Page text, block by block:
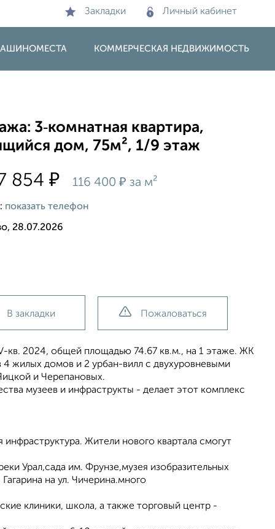
Закладки Личный кабинет
КОММЕРЧЕСКАЯ НЕДВИЖИМОСТЬ
3‑комнатная квартира,
дом, 75м², 1/9 этаж
854₽ 116 400₽ за м²
показать телефон
28.07.2026
В закладки Пожаловаться
кв. 2024, общей площадью 74.67 кв.м., на 1 этаже. ЖК
жилых домов и 2 урбан-вилл с двухуровневыми
и Черепановых.
музеев и инфраструкты - делает этот комплекс
Жители нового квартала смогут
Урал,сада им. Фрунзе,музея изобразительных
на ул. Чичерина.много
клиники, школа, а также торговый центр -